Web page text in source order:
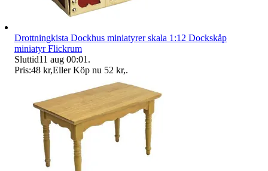
Drottningkista Dockhus miniatyrer skala 1:12 Dockskåp
miniatyr Flickrum
Sluttid11 aug 00:01 .
Pris:48 kr,Eller Köp nu 52 kr,.